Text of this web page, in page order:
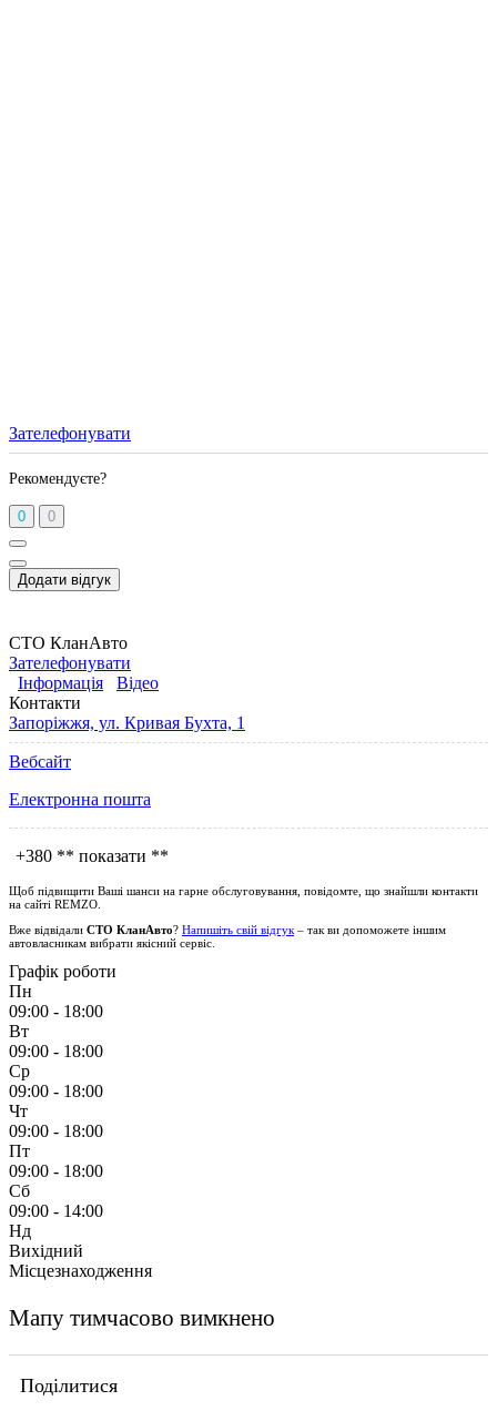
Зателефонувати
Рекомендуєте?
0 0
Додати відгук
СТО КланАвто
Зателефонувати
Інформація
Відео
Контакти
Запоріжжя, ул. Кривая Бухта, 1
Вебсайт
Електронна пошта
+380 ** показати **
Щоб підвищити Ваші шанси на гарне обслуговування, повідомте, що знайшли контакти
на сайті REMZO
Вже відвідали СТО КланАвто? Напишіть свій відгук – так ви допоможете іншим
автовласникам вибрати якісний сервіс.
Графік роботи
Пн
09:00 - 18:00
Вт
09:00 - 18:00
Ср
09:00 - 18:00
Чт
09:00 - 18:00
Пт
09:00 - 18:00
Сб
09:00 - 14:00
Нд
Вихідний
Місцезнаходження
Мапу тимчасово вимкнено
Поділитися